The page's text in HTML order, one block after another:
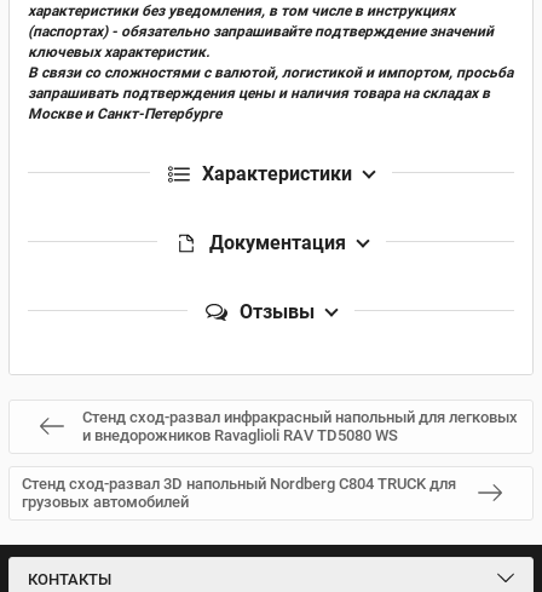
характеристики без уведомления, в том числе в инструкциях
(паспортах) - обязательно запрашивайте подтверждение значений
ключевых характеристик.
В связи со сложностями с валютой, логистикой и импортом, просьба
запрашивать подтверждения цены и наличия товара на складах в
Москве и Санкт-Петербурге
Характеристики
Документация
Отзывы
Стенд сход-развал инфракрасный напольный для легковых
и внедорожников Ravaglioli RAV TD5080 WS
Стенд сход-развал 3D напольный Nordberg C804 TRUCK для
грузовых автомобилей
КОНТАКТЫ